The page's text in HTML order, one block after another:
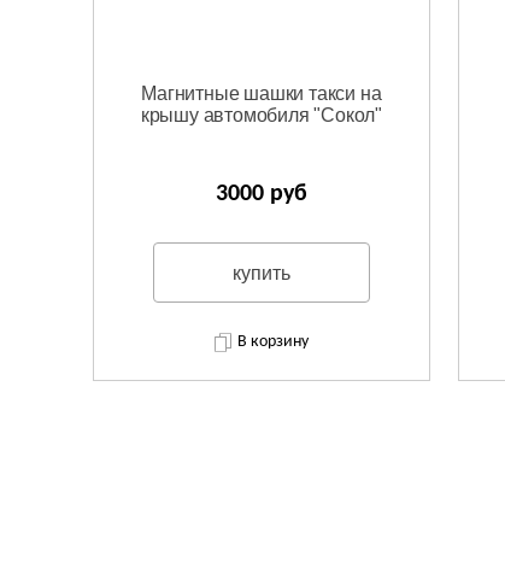
Магнитные шашки такси на
крышу автомобиля "Сокол"
3000 руб
купить
В корзину